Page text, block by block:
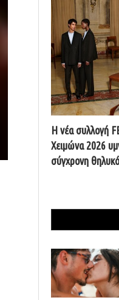
Η νέα συλλογή
Χειμώνα 2026
σύγχρονη